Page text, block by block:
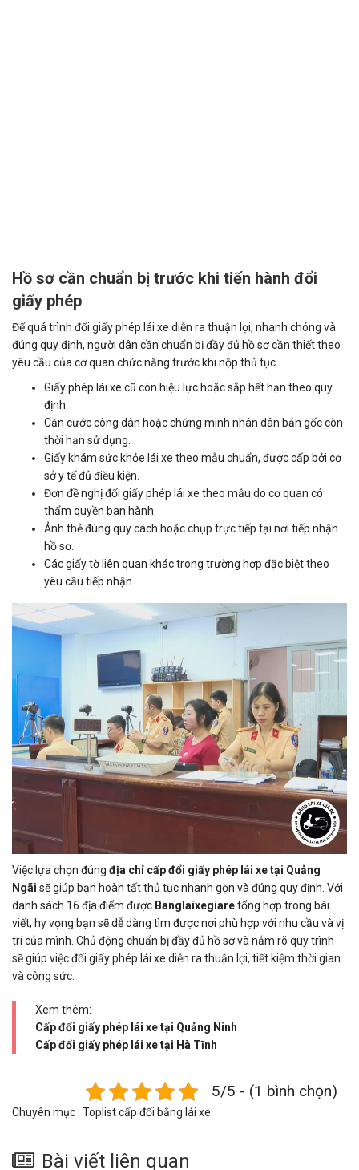
Hồ sơ cần chuẩn bị trước khi tiến hành đổi
giấy phép
Để quá trình đổi giấy phép lái xe diễn ra thuận lợi, nhanh chóng và
đúng quy định, người dân cần chuẩn bị đầy đủ hồ sơ cần thiết theo
yêu cầu của cơ quan chức năng trước khi nộp thủ tục.
Giấy phép lái xe cũ còn hiệu lực hoặc sắp hết hạn theo quy
định.
Căn cước công dân hoặc chứng minh nhân dân bản gốc còn
thời hạn sử dụng.
Giấy khám sức khỏe lái xe theo mẫu chuẩn, được cấp bởi cơ
sở y tế đủ điều kiện.
Đơn đề nghị đổi giấy phép lái xe theo mẫu do cơ quan có
thẩm quyền ban hành.
Ảnh thẻ đúng quy cách hoặc chụp trực tiếp tại nơi tiếp nhận
hồ sơ.
Các giấy tờ liên quan khác trong trường hợp đặc biệt theo
yêu cầu tiếp nhận.
Việc lựa chọn đúng địa chỉ cấp đổi giấy phép lái xe tại Quảng
Ngãi sẽ giúp bạn hoàn tất thủ tục nhanh gọn và đúng quy định. Với
danh sách 16 địa điểm được Banglaixegiaretổng hợp trong bài
viết, hy vọng bạn sẽ dễ dàng tìm được nơi phù hợp với nhu cầu và vị
trí của mình. Chủ động chuẩn bị đầy đủ hồ sơ và nắm rõ quy trình
sẽ giúp việc đổi giấy phép lái xe diễn ra thuận lợi, tiết kiệm thời gian
và công sức.
Xem thêm:
Cấp đổi giấy phép lái xe tại Quảng Ninh
Cấp đổi giấy phép lái xe tại Hà Tĩnh
5/5 - (1 bình chọn)
Chuyên mục : Toplist cấp đổi bằng lái xe
Bài viết liên quan